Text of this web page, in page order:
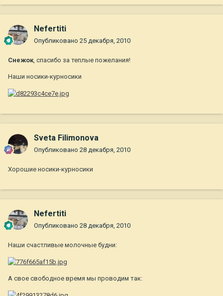
Nefertiti
Опубликовано 25 декабря, 2010
Снежок, спасибо за теплые пожелания!
Наши носики-курносики
Sveta Filimonova
Опубликовано 28 декабря, 2010
Хорошие носики-курносики
Nefertiti
Опубликовано 28 декабря, 2010
Наши счастливые молочные будни:
А свое свободное время мы проводим так: